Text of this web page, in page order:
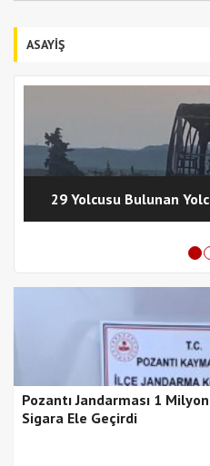
ASAYİŞ
29 Yolcusu Bulunan
Pozantı Jandarması 1
Sigara Ele Geçirdi